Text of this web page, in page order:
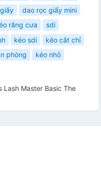
dao rọc giấy mini
răng cưa
sdi
kéo sdi
kéo cắt chỉ
phòng
kéo nhỏ
Lash Master Basic The